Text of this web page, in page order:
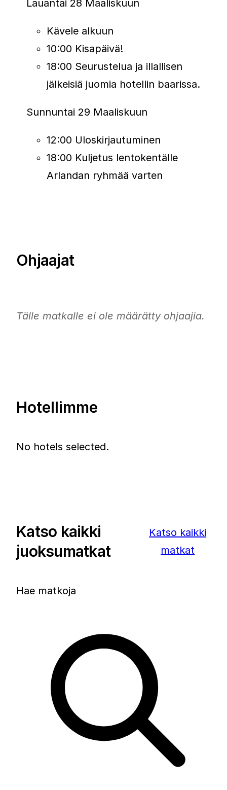
Lauantai 28 Maaliskuun
Kävele alkuun
10:00 Kisapäivä!
18:00 Seurustelua ja illallisen
jälkeisiä juomia hotellin baarissa.
Sunnuntai 29 Maaliskuun
12:00 Uloskirjautuminen
18:00 Kuljetus lentokentälle
Arlandan ryhmää varten
Ohjaajat
Tälle matkalle ei ole määrätty ohjaajia.
Hotellimme
No hotels selected.
Katso kaikki
juoksumatkat
Katso kaikki
matkat
Hae matkoja